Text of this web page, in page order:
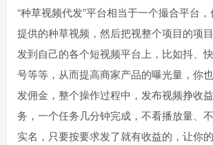
“种草视频代发”平台相当于一个撮合平台
提供的种草视频，然后把视整个项目的项
发到自己的各个短视频平台上，比如抖、
号等等，从而提高商家产品的曝光量，你
发佣金，整个操作过程中，发布视频挣收
务，一个任务几分钟完成，不看播放量、
实名，只要按要求发了就有收益的，让你